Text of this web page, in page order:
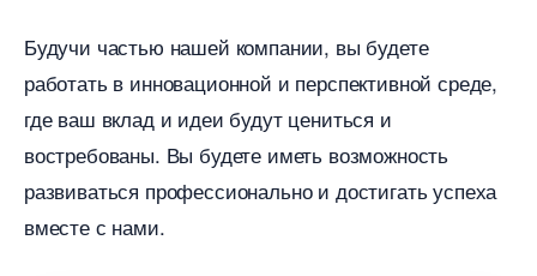
Будучи частью нашей компании, вы будете
работать в инновационной и перспективной среде,
де ваш вклад и идеи будут цениться и
остребованы. Вы будете иметь возможность
развиваться профессионально и достигать успеха
месте с нами.